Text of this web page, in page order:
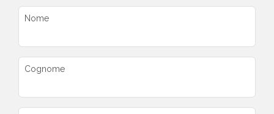
Nome
Cognome